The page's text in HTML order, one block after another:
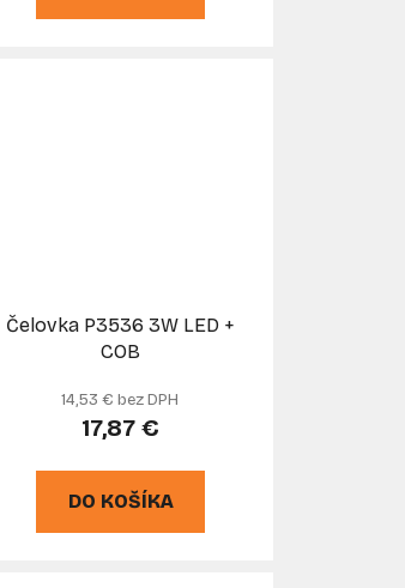
Čelovka P3536 3W LED +
COB
14,53 € bez DPH
17,87 €
DO KOŠÍKA